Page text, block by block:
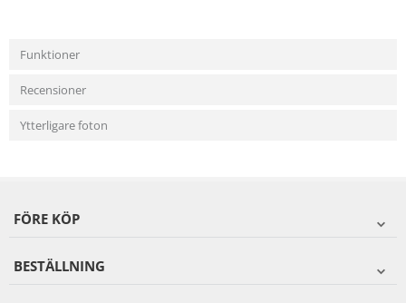
Funktioner
Recensioner
Ytterligare foton
FÖRE KÖP
BESTÄLLNING